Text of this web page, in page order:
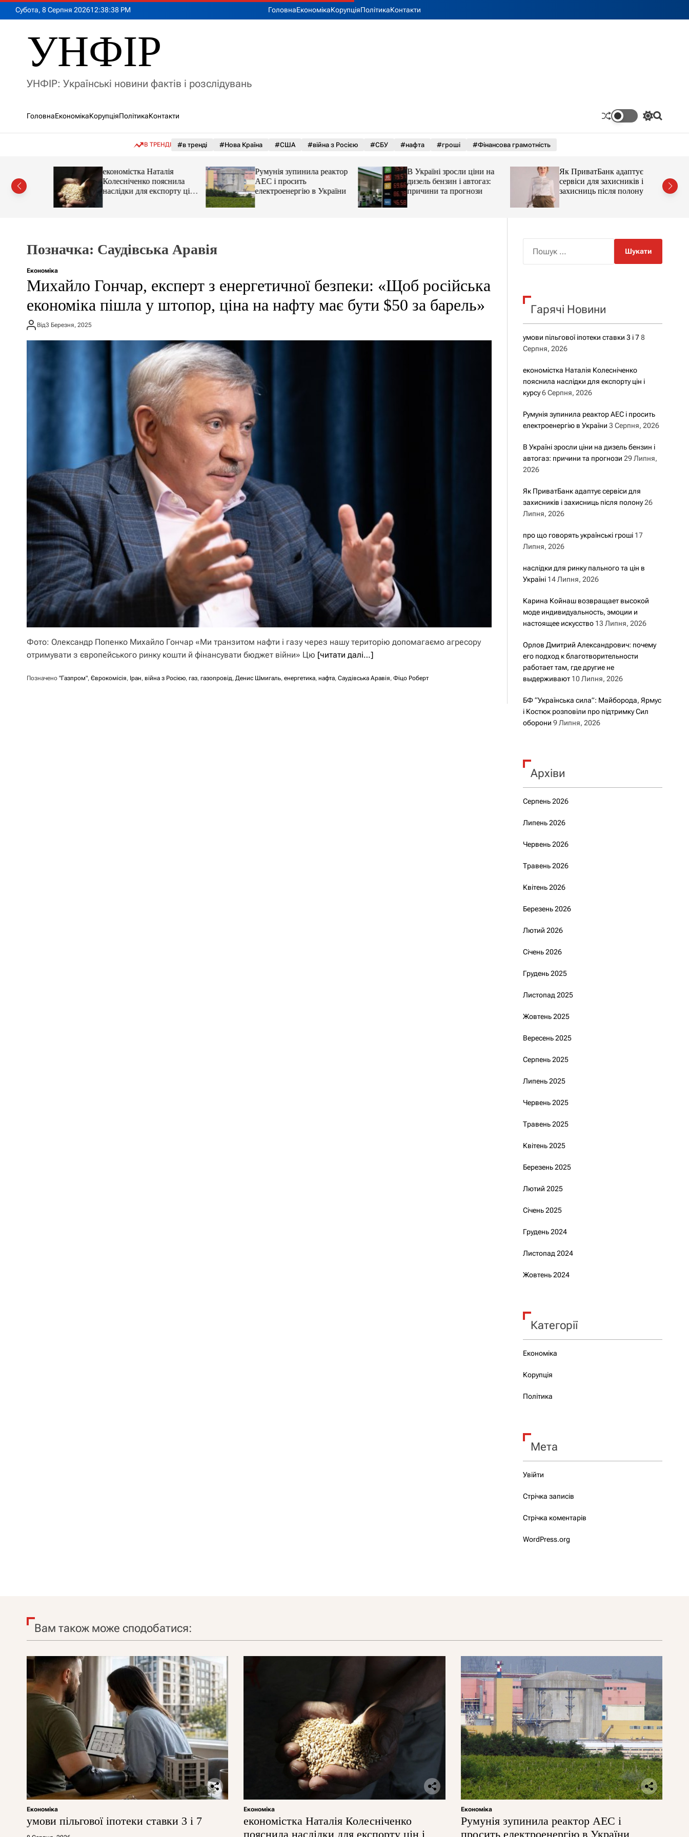
Субота, 8 Серпня 202612:38:40 PM ГоловнаЕкономікаКорупціяПолітикаКонтакти
УНФІР
УНФІР: Українські новини фактів і розслідувань
ГоловнаЕкономікаКорупціяПолітикаКонтакти
П
к
а
ч
р
о
у
П
В ТРЕНДІ #в тренді #Нова Країна #США #війна з Росією #СБУ #нафта #гроші #Фінансова грамотність
економістка Наталія
Колесніченко пояснила
наслідки для експорту цін і
курсу
Румунія зупинила реактор
АЕС і просить
електроенергію в України
В Україні зросли ціни на
дизель бензин і автогаз:
причини та прогнози
Як ПриватБанк адаптує
сервіси для захисників і
захисниць після полону
Позначка: Саудівська Аравія
Економіка
​Михайло Гончар, експерт з енергетичної безпеки: «Щоб російська
економіка пішла у штопор, ціна на нафту має бути $50 за барель»
Від3 Березня, 2025
Фото: Олександр Попенко Михайло Гончар «Ми транзитом нафти і газу через нашу територію допомагаємо агресору
отримувати з європейського ринку кошти й фінансувати бюджет війни» Цю [читати далі…]
Позначено "Газпром", Єврокомісія, Іран, війна з Росією, газ, газопровід, Денис Шмигаль, енергетика, нафта, Саудівська Аравія, Фіцо Роберт
к
Гарячі Новини
умови пільгової іпотеки ставки 3 і 7 8
Серпня, 2026
економістка Наталія Колесніченко
пояснила наслідки для експорту цін і
курсу 6 Серпня, 2026
Румунія зупинила реактор АЕС і просить
електроенергію в України 3 Серпня, 2026
В Україні зросли ціни на дизель бензин і
автогаз: причини та прогнози 29 Липня,
2026
Як ПриватБанк адаптує сервіси для
захисників і захисниць після полону 26
Липня, 2026
про що говорять українські гроші 17
Липня, 2026
наслідки для ринку пального та цін в
Україні 14 Липня, 2026
Карина Койнаш возвращает высокой
моде индивидуальность, эмоции и
настоящее искусство 13 Липня, 2026
Орлов Дмитрий Александрович: почему
его подход к благотворительности
работает там, где другие не
выдерживают 10 Липня, 2026
БФ “Українська сила”: Майборода, Ярмус
і Костюк розповіли про підтримку Сил
оборони 9 Липня, 2026
Архіви
Серпень 2026
Липень 2026
Червень 2026
Травень 2026
Квітень 2026
Березень 2026
Лютий 2026
Січень 2026
Грудень 2025
Листопад 2025
Жовтень 2025
Вересень 2025
Серпень 2025
Липень 2025
Червень 2025
Травень 2025
Квітень 2025
Березень 2025
Лютий 2025
Січень 2025
Грудень 2024
Листопад 2024
Жовтень 2024
Категорії
Економіка
Корупція
Політика
Мета
Увійти
Стрічка записів
Стрічка коментарів
WordPress.org
Вам також може сподобатися:
Економіка
умови пільгової іпотеки ставки 3 і 7
Економіка
економістка Наталія Колесніченко
пояснила наслідки для експорту цін і
Економіка
Румунія зупинила реактор АЕС і
просить електроенергію в України